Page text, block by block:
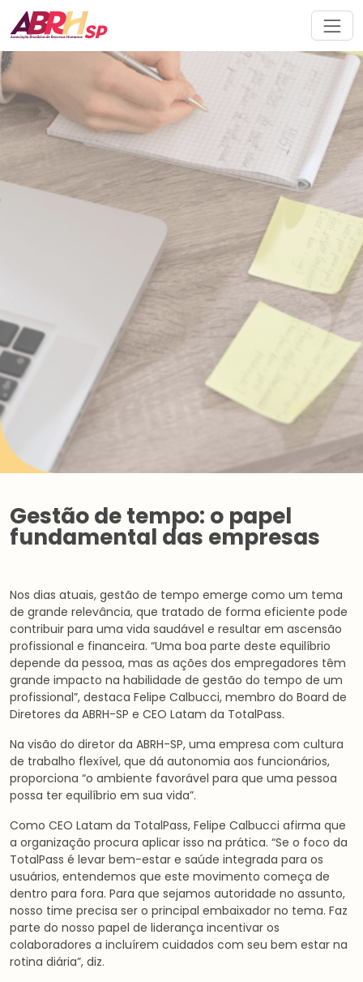
Navegação principal
Gestão de tempo: o papel
fundamental das empresas
Nos dias atuais, gestão de tempo emerge como um tema
de grande relevância, que tratado de forma eficiente pode
contribuir para uma vida saudável e resultar em ascensão
profissional e financeira. “Uma boa parte deste equilíbrio
depende da pessoa, mas as ações dos empregadores têm
grande impacto na habilidade de gestão do tempo de um
profissional”, destaca Felipe Calbucci, membro do Board de
Diretores da ABRH-SP e CEO Latam da TotalPass.
Na visão do diretor da ABRH-SP, uma empresa com cultura
de trabalho flexível, que dá autonomia aos funcionários,
proporciona “o ambiente favorável para que uma pessoa
possa ter equilíbrio em sua vida”.
Como CEO Latam da TotalPass, Felipe Calbucci afirma que
a organização procura aplicar isso na prática. “Se o foco da
TotalPass é levar bem-estar e saúde integrada para os
usuários, entendemos que este movimento começa de
dentro para fora. Para que sejamos autoridade no assunto,
nosso time precisa ser o principal embaixador no tema. Faz
parte do nosso papel de liderança incentivar os
colaboradores a incluírem cuidados com seu bem estar na
rotina diária”, diz.